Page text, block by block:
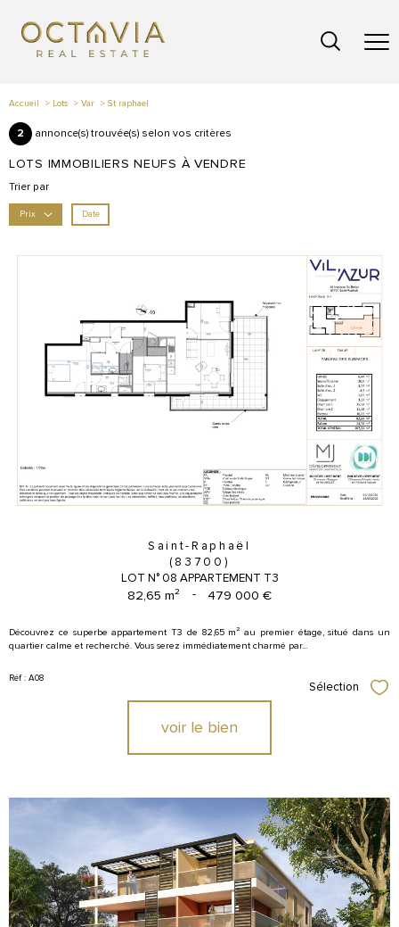
Accueil Lots Var St raphael
2 annonce(s) trouvée(s) selon vos critères
LOTS IMMOBILIERS NEUFS À VENDRE
Trier par
Prix Date
Saint-Raphaël
(83700)
LOT N° 08 APPARTEMENT T3
82,65 m² - 479 000 €
Découvrez ce superbe appartement T3 de 82,65 m² au premier étage, situé dans un
quartier calme et recherché. Vous serez immédiatement charmé par...
Réf : A08
Sélection
voir le bien